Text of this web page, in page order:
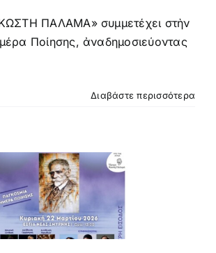
ΠΑΛΑΜΑ» συμμετέχει στὴν
Ποίησης, ἀναδημοσιεύοντας
Διαβάστε περισσότερα